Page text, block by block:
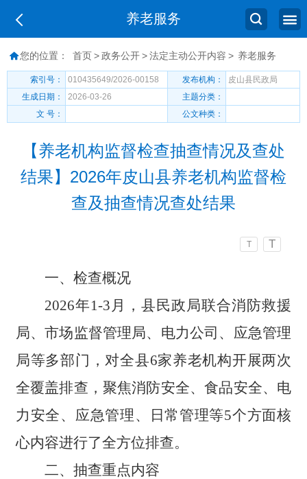
养老服务
您的位置： 首页 > 政务公开 > 法定主动公开内容 > 养老服务
索引号： 010435649/2026-00158 发布机构：
皮山县民政局
生成日期：
2026-03-26
主题分类：
文 号：
公文种类：
【养老机构监督检查抽查情况及查处
结果】2026年皮山县养老机构监督检
查及抽查情况查处结果
T T
一、检查概况
2026年1-3 月，县民政局联合消防救援
局、市场监督管理局、电力公司、应急管理
局等多部门，对全县6家养老机构开展两次
全覆盖排查，聚焦消防安全、食品安全、电
力安全、应急管理、日常管理等5个方面核
心内容进行了全方位排查。
二、抽查重点内容